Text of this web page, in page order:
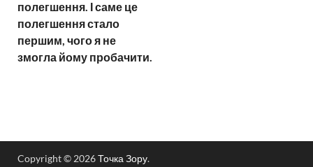
полегшення. І саме це
полегшення стало
першим, чого я не
змогла йому пробачити.
Copyright © 2026Точка Зору.